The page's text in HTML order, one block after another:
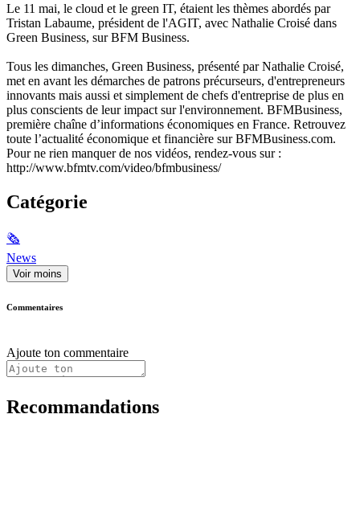
Le 11 mai, le cloud et le green IT, étaient les thèmes abordés par
Tristan Labaume, président de l'AGIT, avec Nathalie Croisé dans
Green Business, sur BFM Business.
Tous les dimanches, Green Business, présenté par Nathalie Croisé,
met en avant les démarches de patrons précurseurs, d'entrepreneurs
innovants mais aussi et simplement de chefs d'entreprise de plus en
plus conscients de leur impact sur l'environnement. BFMBusiness,
première chaîne d’informations économiques en France. Retrouvez
toute l’actualité économique et financière sur BFMBusiness.com.
Pour ne rien manquer de nos vidéos, rendez-vous sur :
http://www.bfmtv.com/video/bfmbusiness/
Catégorie
🗞
News
Voir moins
Commentaires
Ajoute ton commentaire
Recommandations